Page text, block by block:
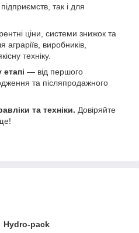
так і для
ціни, системи знижок та
аграріїв, виробників,
техніку.
— від першого
та післяпродажного
та техніки. Довіряйте
Hydro-pack